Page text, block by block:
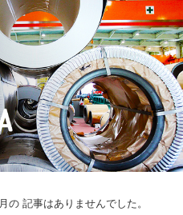
の 記事はありませんでした。